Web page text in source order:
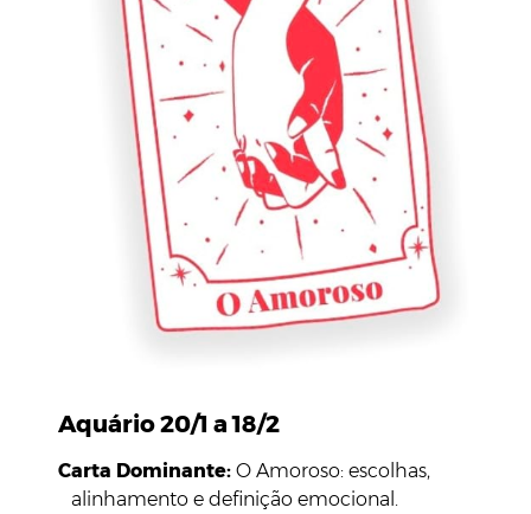
Aquário 20/1 a 18/2
Carta Dominante: O Amoroso: escolhas,
alinhamento e definição emocional.